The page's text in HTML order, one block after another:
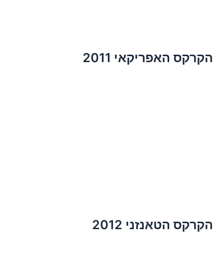
הקרקס האפריקאי 2011
הקרקס הטאנזני 2012